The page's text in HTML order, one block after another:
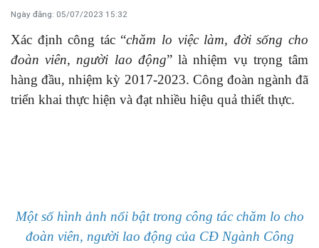
Ngày đăng: 05/07/2023 15:32
Xác định công tác “chăm lo việc làm, đời sống cho
đoàn viên, người lao động” là nhiệm vụ trọng tâm
hàng đầu, nhiệm kỳ 2017-2023. Công đoàn ngành đã
triển khai thực hiện và đạt nhiều hiệu quả thiết thực.
Một số hình ảnh nổi bật trong công tác chăm lo cho
đoàn viên, người lao động của CĐ Ngành Công